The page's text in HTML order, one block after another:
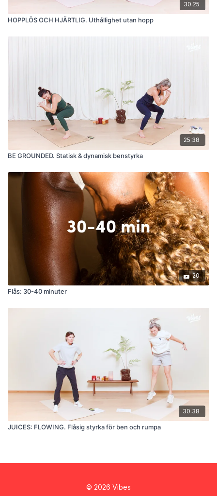
30:25
HOPPLÖS OCH HJÄRTLIG. Uthållighet utan hopp
25:38
BE GROUNDED. Statisk & dynamisk benstyrka
20
Flås: 30-40 minuter
30:38
JUICES: FLOWING. Flåsig styrka för ben och rumpa
© 2026 Vibes